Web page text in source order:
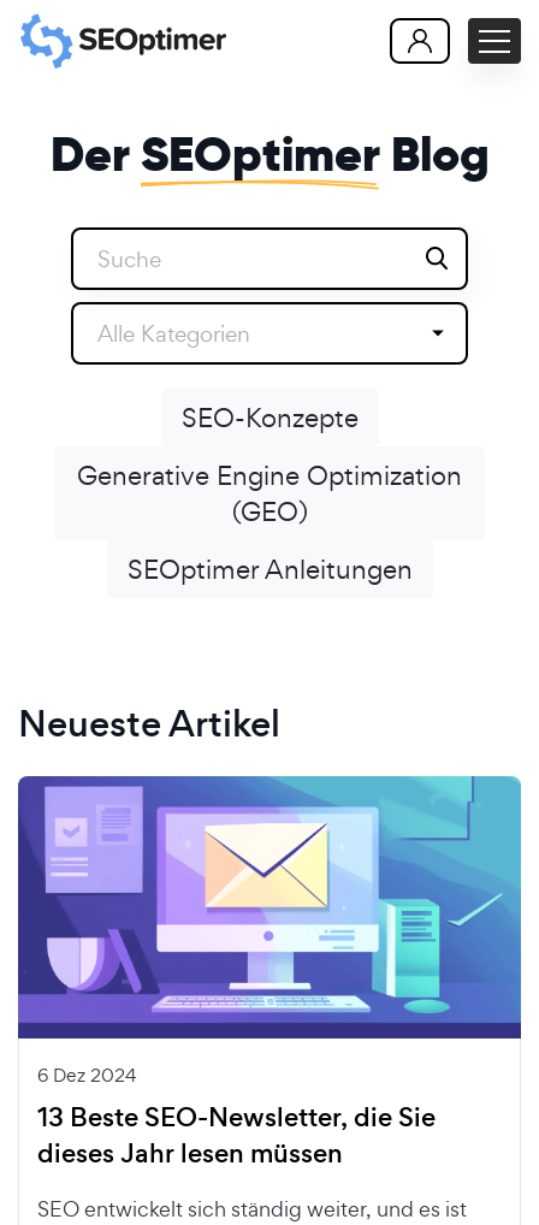
DerSEOptimerBlog
Alle Kategorien
SEO-Konzepte
Generative Engine Optimization
(GEO)
SEOptimer Anleitungen
Neueste Artikel
6 Dez 2024
13 Beste SEO-Newsletter, die Sie
dieses Jahr lesen müssen
SEO entwickelt sich ständig weiter, und es ist